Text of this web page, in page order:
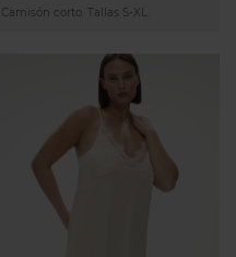
Camisón corto. Tallas S-XL.